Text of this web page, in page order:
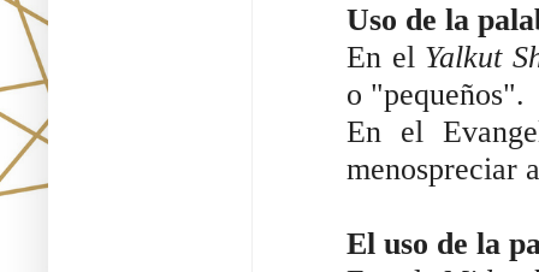
Uso de la
En el Yalkut
o "pequeños".
En el
El uso de la